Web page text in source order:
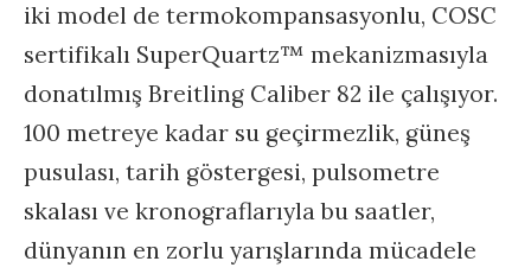
iki model de termokompansasyonlu, COSC
sertifikalı SuperQuartz™ mekanizmasıyla
donatılmış Breitling Caliber 82 ile çalışıyor.
100 metreye kadar su geçirmezlik, güneş
pusulası, tarih göstergesi, pulsometre
skalası ve kronograflarıyla bu saatler,
dünyanın en zorlu yarışlarında mücadele